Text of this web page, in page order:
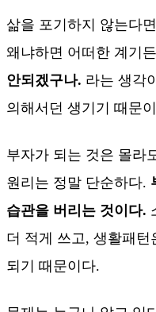
삶을 포기하지 않는다
왜냐하면 어떠한 계기
안되겠구나. 라는 생각
의해서던 생기기 때문
부자가 되는 것은 몰라
원리는 정말 단순하다.
습관을 버리는 것이다.
더 적게 쓰고, 생활패
되기 때문이다.